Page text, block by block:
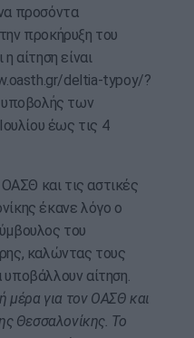
προσόντα
προκήρυξη του
αίτηση είναι
deltia-typoy/?
υποβολής των
έως τις 4
ΟΑΣΘ και τις αστικές
έκανε λόγο ο
του
καλώντας τους
αίτηση.
μέρα για τον ΟΑΣΘ και
Θεσσαλονίκης. Το